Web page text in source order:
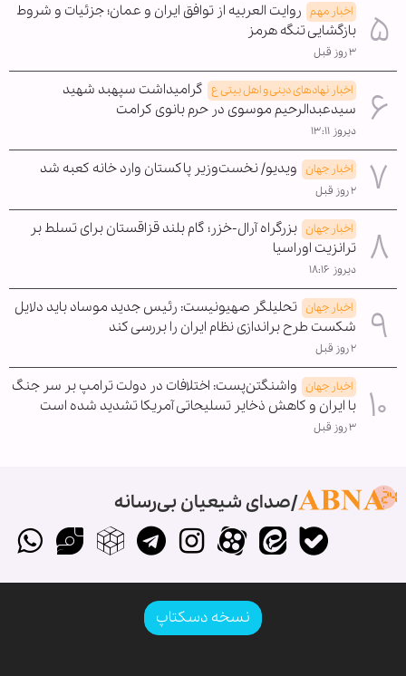
اخبار مهم روایت العربیه از توافق ایران و عمان؛ جزئیات و شروط
بازگشایی تنگه هرمز
۳ روز قبل
اخبار نهادهای دینی و اهل بیتی ع گرامیداشت سپهبد شهید
سیدعبدالرحیم موسوی در حرم بانوی کرامت
دیروز ۱۳:۱۱
اخبار جهان ویدیو/ نخست‌وزیر پاکستان وارد خانه کعبه شد
۲ روز قبل
اخبار جهان بزرگراه آرال-خزر؛ گام بلند قزاقستان برای تسلط بر
ترانزیت اوراسیا
دیروز ۱۸:۱۶
اخبار جهان تحلیلگر صهیونیست: رئیس جدید موساد باید دلایل
شکست طرح براندازی نظام ایران را بررسی کند
۲ روز قبل
اخبار جهان واشنگتن‌پست: اختلافات در دولت ترامپ بر سر جنگ
با ایران و کاهش ذخایر تسلیحاتی آمریکا تشدید شده است
۳ روز قبل
صدای شیعیان بی‌رسانه
نسخه دسکتاپ